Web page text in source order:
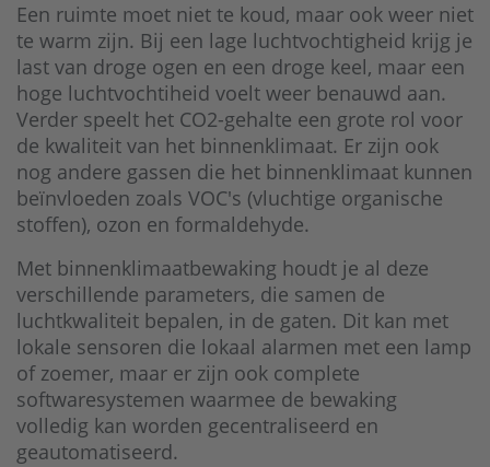
Een ruimte moet niet te koud, maar ook weer niet
te warm zijn. Bij een lage luchtvochtigheid krijg je
last van droge ogen en een droge keel, maar een
hoge luchtvochtiheid voelt weer benauwd aan.
Verder speelt het CO2-gehalte een grote rol voor
de kwaliteit van het binnenklimaat. Er zijn ook
nog andere gassen die het binnenklimaat kunnen
beïnvloeden zoals VOC's (vluchtige organische
stoffen), ozon en formaldehyde.
Met binnenklimaatbewaking houdt je al deze
verschillende parameters, die samen de
luchtkwaliteit bepalen, in de gaten. Dit kan met
lokale sensoren die lokaal alarmen met een lamp
of zoemer, maar er zijn ook complete
softwaresystemen waarmee de bewaking
volledig kan worden gecentraliseerd en
geautomatiseerd.